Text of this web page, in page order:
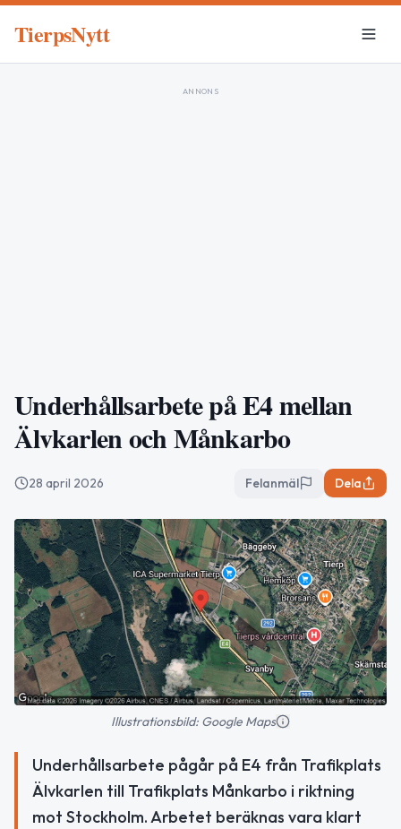
TierpsNytt
ANNONS
Underhållsarbete på E4 mellan
Älvkarlen och Månkarbo
28 april 2026 Felanmäl Dela
Illustrationsbild: Google Maps
Underhållsarbete pågår på E4 från Trafikplats
Älvkarlen till Trafikplats Månkarbo i riktning
mot Stockholm. Arbetet beräknas vara klart